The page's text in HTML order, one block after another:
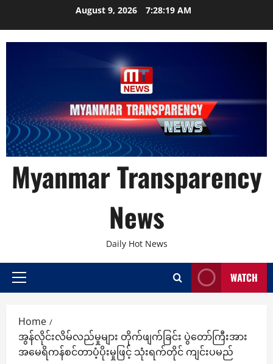
August 9, 2026 7:28:21 AM
Myanmar Transparency
News
Daily Hot News
Primary
WATCH
Home
အွန်လိုင်းလိမ်လည်မှုများ တိုက်ဖျက်ခြင်း ပွဲတော်ကြီးအား
အမေရိကန်စင်တာပံ့ပိုးမှုဖြင့် သုံးရက်တိုင် ကျင်းပမည်